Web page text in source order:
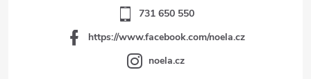
731 650 550
https://www.facebook.com/noela.cz
noela.cz